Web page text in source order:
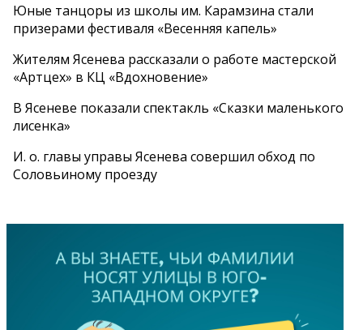
Юные танцоры из школы им. Карамзина стали
призерами фестиваля «Весенняя капель»
Жителям Ясенева рассказали о работе мастерской
«Артцех» в КЦ «Вдохновение»
В Ясеневе показали спектакль «Сказки маленького
лисенка»
И. о. главы управы Ясенева совершил обход по
Соловьиному проезду